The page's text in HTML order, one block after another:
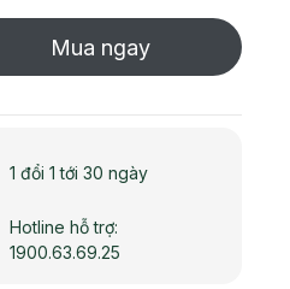
Mua ngay
1 đổi 1 tới 30 ngày
Hotline hỗ trợ:
1900.63.69.25